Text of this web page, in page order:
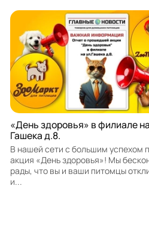
«День здоровья» в филиале на
Гашека д.8.
В нашей сети с большим успехом
акция «День здоровья»! Мы
рады, что вы и ваши питомцы
и...